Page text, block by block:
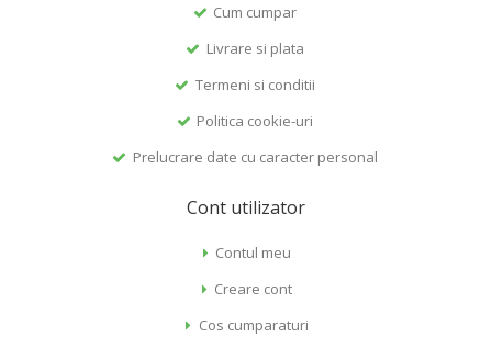
Cum cumpar
Livrare si plata
Termeni si conditii
Politica cookie-uri
Prelucrare date cu caracter personal
Cont utilizator
Contul meu
Creare cont
Cos cumparaturi